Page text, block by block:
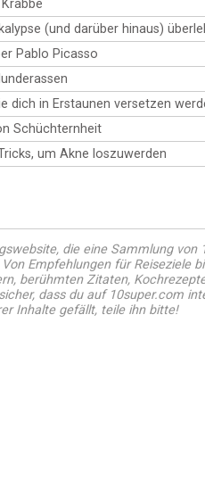
und die Top 10 der
gewonnen. Von der
bis hin zur Verbesserung
- entdecke, wie diese
Routine auf 10 erstaunliche
kann!
(und darüber hinaus)
Pablo Picasso
dich in Erstaunen versetzen
Schüchternheit
um Akne loszuwerden
die eine Sammlung von
Empfehlungen für Reiseziele
berühmten Zitaten,
dass du auf 10super.com
Inhalte gefällt, teile ihn bitte!